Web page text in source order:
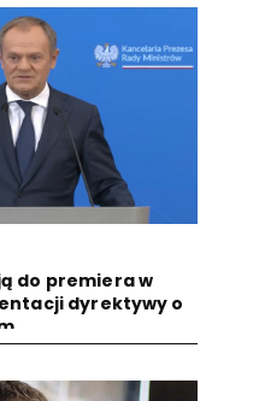
do premiera w
dyrektywy o